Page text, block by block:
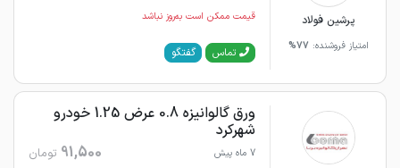
پرشین فولاد
امتیاز فروشنده: 77%
قیمت ممکن است به‌روز نباشد
تماس گفتگو
ورق گالوانیزه 0.8 عرض 1.25 خودرو
شهرکرد
7 ماه پیش 91,500 تومان